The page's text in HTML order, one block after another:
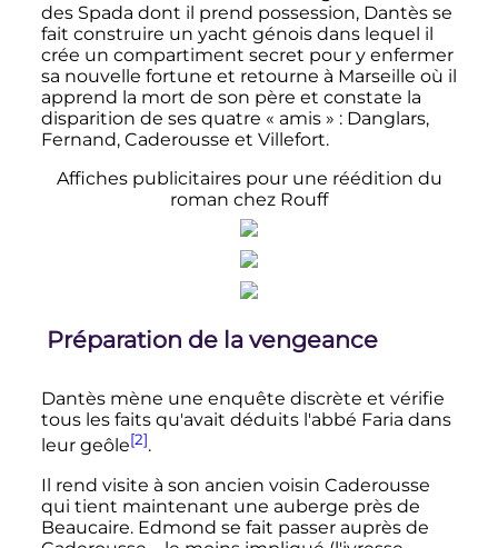
des Spada dont il prend possession, Dantès se
fait construire un yacht génois dans lequel il
crée un compartiment secret pour y enfermer
sa nouvelle fortune et retourne à Marseille où il
apprend la mort de son père et constate la
disparition de ses quatre « amis » : Danglars,
Fernand, Caderousse et Villefort.
Affiches publicitaires pour une réédition du
roman chez Rouff
Préparation de la vengeance
Dantès mène une enquête discrète et vérifie
tous les faits qu'avait déduits l'abbé Faria dans
leur geôle[2].
Il rend visite à son ancien voisin Caderousse
qui tient maintenant une auberge près de
Beaucaire. Edmond se fait passer auprès de